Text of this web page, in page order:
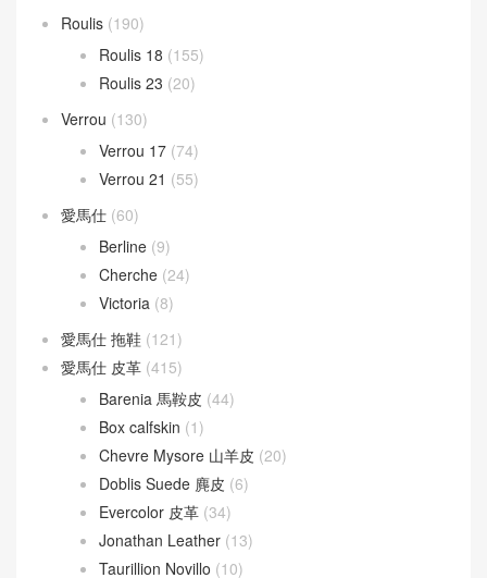
Roulis (190)
Roulis 18 (155)
Roulis 23 (20)
Verrou (130)
Verrou 17 (74)
Verrou 21 (55)
愛馬仕 (60)
Berline (9)
Cherche (24)
Victoria (8)
愛馬仕 拖鞋 (121)
愛馬仕 皮革 (415)
Barenia 馬鞍皮 (44)
Box calfskin (1)
Chevre Mysore 山羊皮 (20)
Doblis Suede 麂皮 (6)
Evercolor 皮革 (34)
Jonathan Leather (13)
Taurillion Novillo (10)